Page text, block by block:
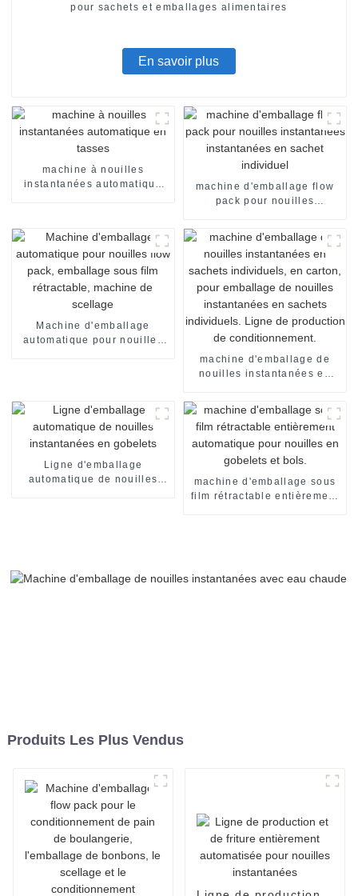
pour sachets et emballages alimentaires
En savoir plus
machine à nouilles
instantanées automatique
machine d'emballage flow
pack pour nouilles
Machine d'emballage
automatique pour nouilles
machine d'emballage de
nouilles instantanées en
carton, pour emballage de
nouilles instantanées en
sachets individuels. Ligne
de production de
conditionnement.
Ligne d'emballage
automatique de nouilles
machine d'emballage sous
film rétractable entièrement
Produits Les Plus Vendus